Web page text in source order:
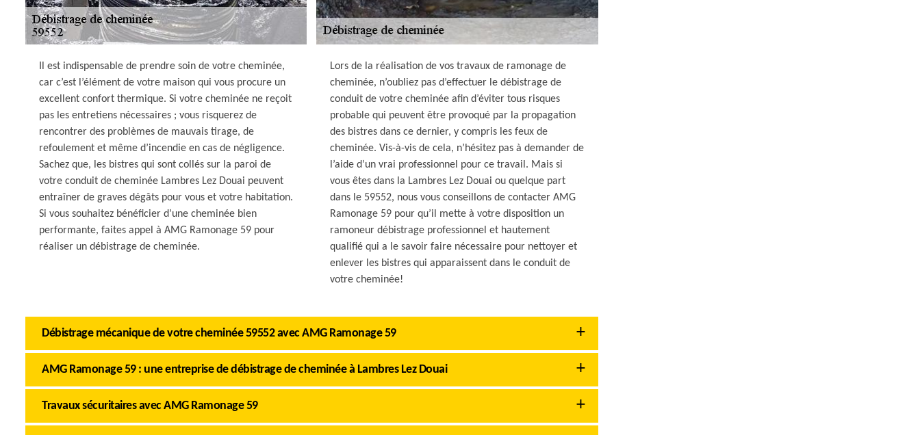
Il est indispensable de prendre soin de votre cheminée,
car c’est l’élément de votre maison qui vous procure un
excellent confort thermique. Si votre cheminée ne reçoit
pas les entretiens nécessaires ; vous risquerez de
rencontrer des problèmes de mauvais tirage, de
refoulement et même d’incendie en cas de négligence.
Sachez que, les bistres qui sont collés sur la paroi de
votre conduit de cheminée Lambres Lez Douai peuvent
entraîner de graves dégâts pour vous et votre habitation.
Si vous souhaitez bénéficier d’une cheminée bien
performante, faites appel à AMG Ramonage 59 pour
réaliser un débistrage de cheminée.
Lors de la réalisation de vos travaux de ramonage de
cheminée, n’oubliez pas d’effectuer le débistrage de
conduit de votre cheminée afin d’éviter tous risques
probable qui peuvent être provoqué par la propagation
des bistres dans ce dernier, y compris les feux de
cheminée. Vis-à-vis de cela, n’hésitez pas à demander de
l’aide d’un vrai professionnel pour ce travail. Mais si
vous êtes dans la Lambres Lez Douai ou quelque part
dans le 59552, nous vous conseillons de contacter AMG
Ramonage 59 pour qu’il mette à votre disposition un
ramoneur débistrage professionnel et hautement
qualifié qui a le savoir faire nécessaire pour nettoyer et
enlever les bistres qui apparaissent dans le conduit de
votre cheminée!
Débistrage mécanique de votre cheminée 59552 avec AMG Ramonage 59
AMG Ramonage 59 : une entreprise de débistrage de cheminée à Lambres Lez Douai
Travaux sécuritaires avec AMG Ramonage 59